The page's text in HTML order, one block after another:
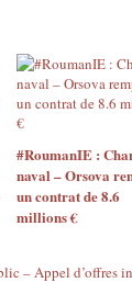
#RoumanIE :
naval – Orsova
un contrat de 8.6
millions €